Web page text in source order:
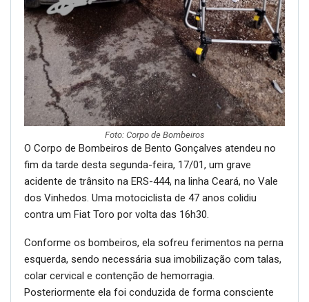
Foto: Corpo de Bombeiros
O Corpo de Bombeiros de Bento Gonçalves atendeu no
fim da tarde desta segunda-feira, 17/01, um grave
acidente de trânsito na ERS-444, na linha Ceará, no Vale
dos Vinhedos. Uma motociclista de 47 anos colidiu
contra um Fiat Toro por volta das 16h30.
Conforme os bombeiros, ela sofreu ferimentos na perna
esquerda, sendo necessária sua imobilização com talas,
colar cervical e contenção de hemorragia.
Posteriormente ela foi conduzida de forma consciente